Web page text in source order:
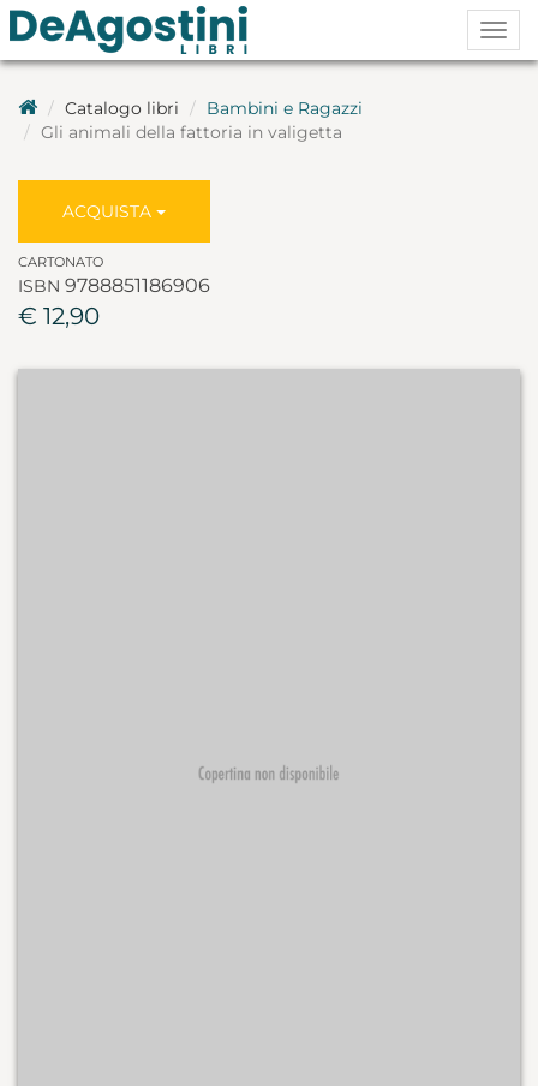
Catalogo libri
Bambini e Ragazzi
Gli animali della fattoria in valigetta
ACQUISTA
CARTONATO
ISBN 9788851186906
€ 12,90